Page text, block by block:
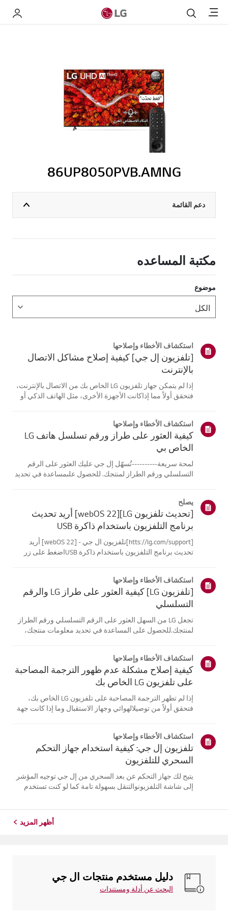
Menu بحث My LG
86UP8050PVB.AMNG
دعم القائمة
مكتبة المساعده
موضوع
استكشاف الأخطاء وإصلاحها
[تلفزيون إل جي] كيفية إصلاح مشاكل الاتصال
بالإنترنت
إذا لم يتمكن جهاز تلفزيون LG الخاص بك من الاتصال بالإنترنت،
فتحقق أولاً مما إذاكانت الأجهزة الأخرى، مثل الهاتف الذكي أو
تكمن في جها...
استكشاف الأخطاء وإصلاحها
كيفية العثور على طراز ورقم تسلسل هاتف LG
الخاص بي
لمحة سريعة----------تُسهّل إل جي عليك العثور على الرقم
التسلسلي ورقم الطراز لمنتجك. للحصول علىمساعدة في تحديد
تختلف الصور أو ا...
يصلح
[تحديث تلفزيون LG][webOS 22] أريد تحديث
برنامج التلفزيون باستخدام ذاكرة USB
[htts://lg.com/support]تلفزيون ال جي - [webOS 22] أريد
تحديث برنامج التلفزيون باستخدام ذاكرة USBاضغط على زر
قائمة دعم ال...
استكشاف الأخطاء وإصلاحها
[تلفزيون LG] كيفية العثور على طراز LG والرقم
التسلسلي
تجعل LG من السهل العثور على الرقم التسلسلي ورقم الطراز
لمنتجك.للحصول على المساعدة في تحديد معلومات منتجك،
الخلفي من الوحدة ...
استكشاف الأخطاء وإصلاحها
كيفية إصلاح مشكلة عدم ظهور الترجمة المصاحبة
على تلفزيون LG الخاص بك
إذا لم تظهر الترجمة المصاحبة على تلفزيون LG الخاص بك،
فتحقق أولاً من توصيلالهوائي وجهاز الاستقبال وما إذا كانت جهة
التلفزيون ال...
استكشاف الأخطاء وإصلاحها
تلفزيون إل جي: كيفية استخدام جهاز التحكم
السحري للتلفزيون
يتيح لك جهاز التحكم عن بعد السحري من إل جي توجيه المؤشر
إلى شاشة التلفزيونوالتنقل بسهولة تامة كما لو كنت تستخدم
أظهر المزيد
دليل مستخدم منتجات ال جي
البحث عن أدلة ومستندات